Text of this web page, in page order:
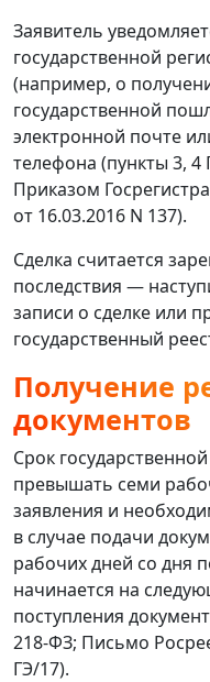
Заявитель
государственной
(например, о
государственной
электронной почте
телефона (пункты 3,
Приказом
от 16.03.2016 N 137).
Сделка считается
последствия —
записи о сделке или
государственный
Получение
документов
Срок
превышать семи
заявления и
в случае подачи
рабочих дней со дня
начинается на
поступления
218-ФЗ; Письмо
ГЭ/17).